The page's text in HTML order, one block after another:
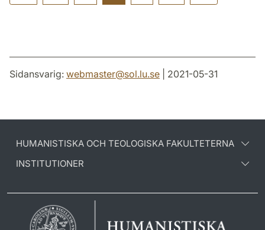
Sidansvarig: webmaster@sol.lu.se | 2021-05-31
HUMANISTISKA OCH TEOLOGISKA FAKULTETERNA
INSTITUTIONER